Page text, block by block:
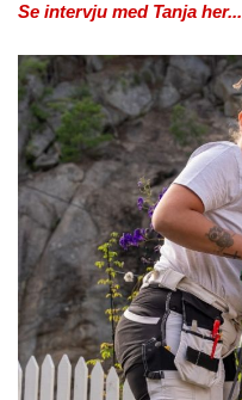
Se intervju med Tanja her...